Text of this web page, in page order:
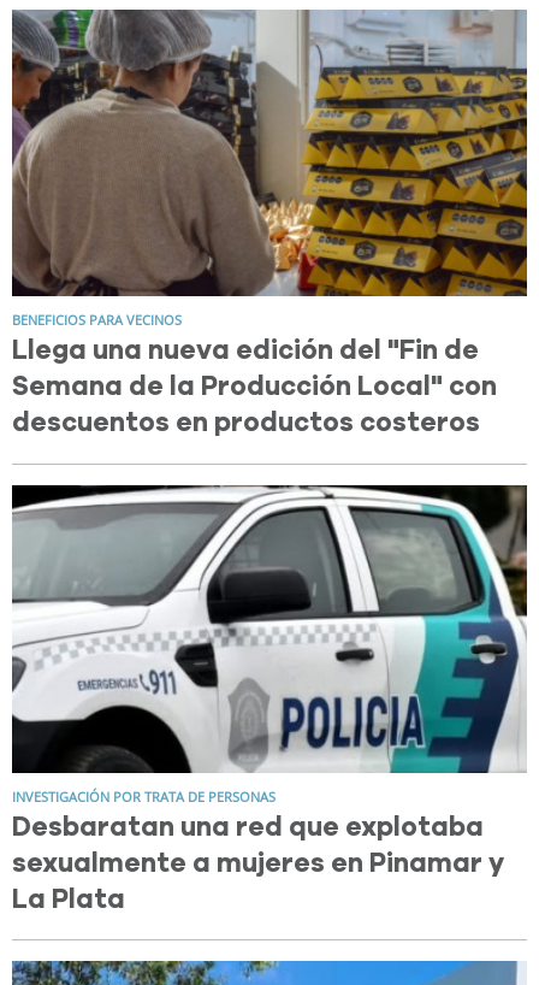
BENEFICIOS PARA VECINOS
Llega una nueva edición del "Fin de
Semana de la Producción Local" con
descuentos en productos costeros
INVESTIGACIÓN POR TRATA DE PERSONAS
Desbaratan una red que explotaba
sexualmente a mujeres en Pinamar y
La Plata